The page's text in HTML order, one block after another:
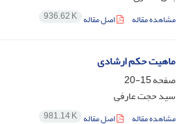
مشاهده مقاله اصل مقاله 936.62 K
ماهیت حکم ارشادی
صفحه15-20
سید حجت عارفی
مشاهده مقاله اصل مقاله 981.14 K